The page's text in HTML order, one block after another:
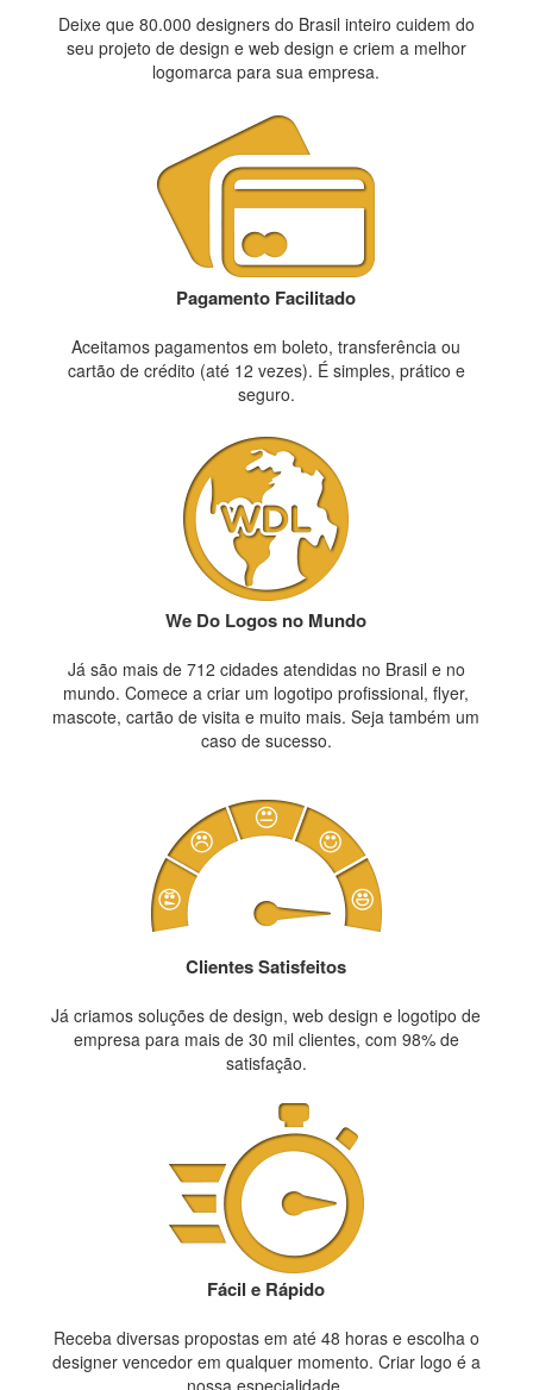
Deixe que 80.000 designers do Brasil inteiro cuidem do
seu projeto de design e web design e criem a melhor
logomarca para sua empresa.
Pagamento Facilitado
Aceitamos pagamentos em boleto, transferência ou
cartão de crédito (até 12 vezes). É simples, prático e
seguro.
We Do Logos no Mundo
Já são mais de 712 cidades atendidas no Brasil e no
mundo. Comece a criar um logotipo profissional, flyer,
mascote, cartão de visita e muito mais. Seja também um
caso de sucesso.
Clientes Satisfeitos
Já criamos soluções de design, web design e logotipo de
empresa para mais de 30 mil clientes, com 98% de
satisfação.
Fácil e Rápido
Receba diversas propostas em até 48 horas e escolha o
designer vencedor em qualquer momento. Criar logo é a